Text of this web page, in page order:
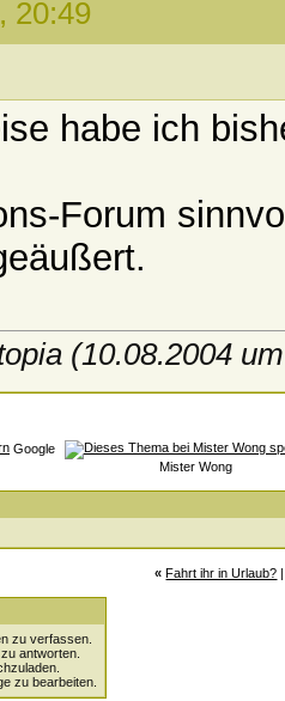
20:49
habe ich
Forum
(10.08.2004
Google
Mister Wong
« Fahrt ihr in Urlaub?
zu verfassen.
zu antworten.
zu bearbeiten.